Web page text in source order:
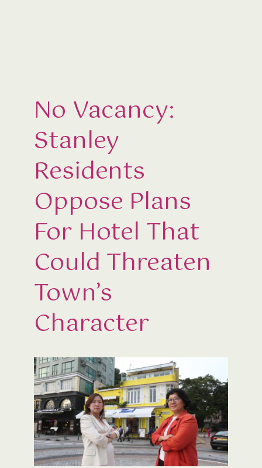
No Vacancy:
Stanley
Residents
Oppose Plans
For Hotel That
Could Threaten
Town’s
Character